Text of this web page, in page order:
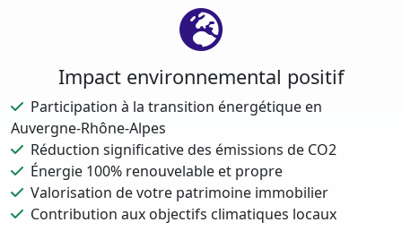
Impact environnemental positif
Participation à la transition énergétique en
Auvergne-Rhône-Alpes
Réduction significative des émissions de CO2
Énergie 100% renouvelable et propre
Valorisation de votre patrimoine immobilier
Contribution aux objectifs climatiques locaux